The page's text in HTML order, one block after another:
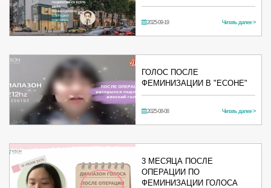
2025-09-19 Читать далее >
ГОЛОС ПОСЛЕ
ФЕМИНИЗАЦИИ В "ЕСОНЕ"
2025-08-08 Читать далее >
3 МЕСЯЦА ПОСЛЕ
ОПЕРАЦИИ ПО
ФЕМИНИЗАЦИИ ГОЛОСА